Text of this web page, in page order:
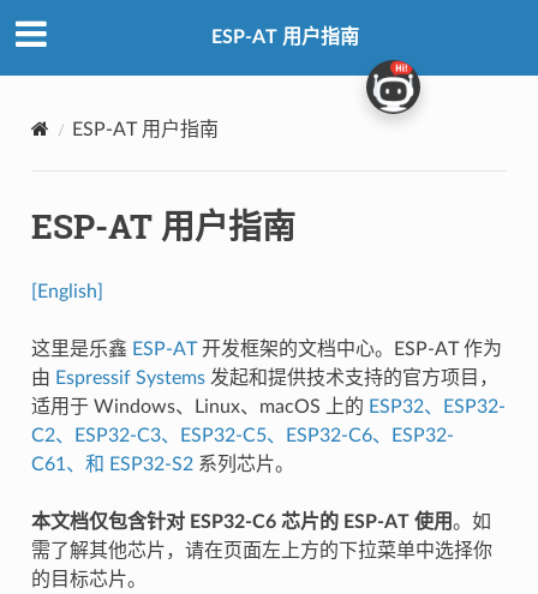
ESP-AT 用户指南
ESP-AT 用户指南
ESP-AT 用户指南
[English]
这里是乐鑫 ESP-AT开发框架的文档中心。ESP-AT 作为
由 Espressif Systems发起和提供技术支持的官方项目，
适用于 Windows、Linux、macOS 上的 ESP32、ESP32-
C2、ESP32-C3、ESP32-C5、ESP32-C6、ESP32-
C61、和 ESP32-S2系列芯片。
本文档仅包含针对 ESP32-C6 芯片的 ESP-AT 使用。如
需了解其他芯片，请在页面左上方的下拉菜单中选择你
的目标芯片。